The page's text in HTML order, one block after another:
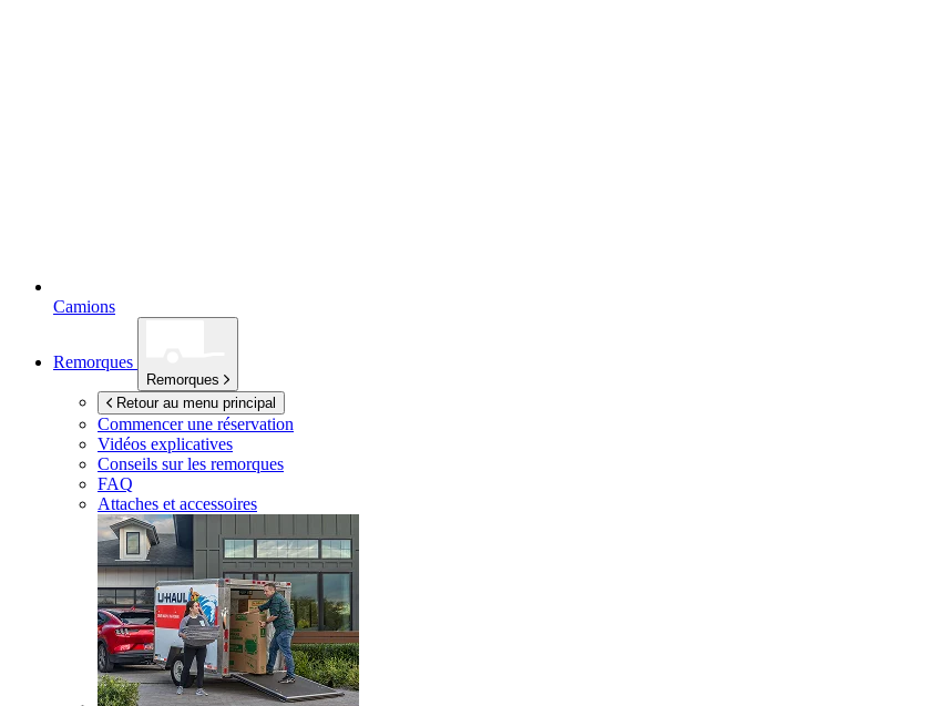
Camions
Remorques
Remorques
Retour au menu principal
Commencer une réservation
Vidéos explicatives
Conseils sur les remorques
FAQ
Attaches et accessoires